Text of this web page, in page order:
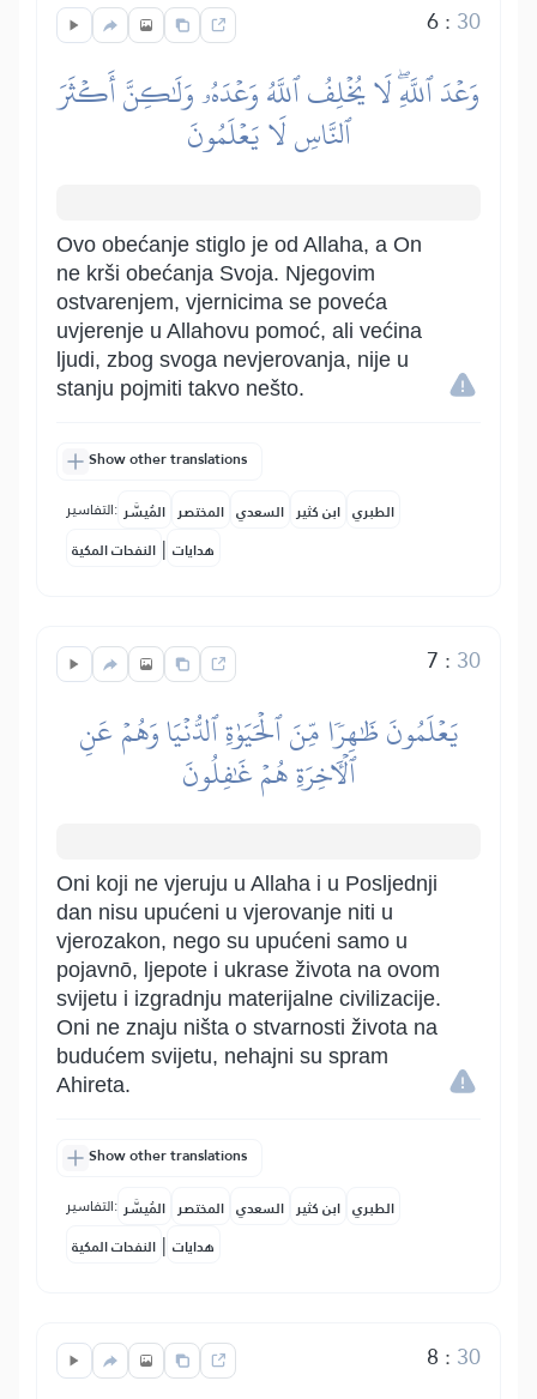
6: 30
وَعۡدَ ٱللَّهِۖ لَا يُخۡلِفُ ٱللَّهُ وَعۡدَهُۥ وَلَٰكِنَّ أَكۡثَرَ
ٱلنَّاسِ لَا يَعۡلَمُونَ
Ovo obećanje stiglo je od Allaha, a On
ne krši obećanja Svoja. Njegovim
ostvarenjem, vjernicima se poveća
uvjerenje u Allahovu pomoć, ali većina
ljudi, zbog svoga nevjerovanja, nije u
stanju pojmiti takvo nešto.
Show other translations
التفاسير: المُيسَّر المختصر السعدي ابن كثير الطبري
النفحات المكية | هدايات
7 : 30
يَعۡلَمُونَ ظَٰهِرٗا مِّنَ ٱلۡحَيَوٰةِ ٱلدُّنۡيَا وَهُمۡ عَنِ
ٱلۡأٓخِرَةِ هُمۡ غَٰفِلُونَ
Oni koji ne vjeruju u Allaha i u Posljednji
dan nisu upućeni u vjerovanje niti u
vjerozakon, nego su upućeni samo u
pojavnō, ljepote i ukrase života na ovom
svijetu i izgradnju materijalne civilizacije.
Oni ne znaju ništa o stvarnosti života na
budućem svijetu, nehajni su spram
Ahireta.
Show other translations
التفاسير: المُيسَّر المختصر السعدي ابن كثير الطبري
النفحات المكية | هدايات
8 : 30